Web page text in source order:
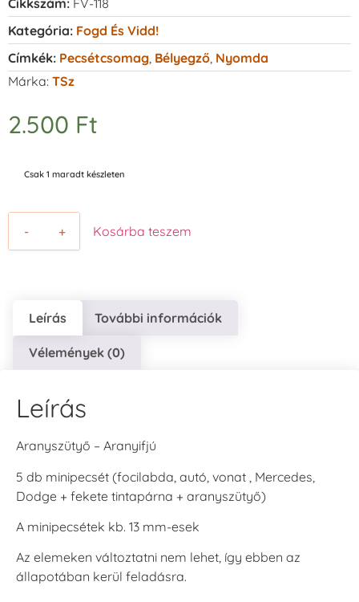
Kategória: Fogd És Vidd!
Címkék: Pecsétcsomag Bélyegző Nyomda
Márka: TSz
2.500 Ft
Csak 1 maradt készleten
- + Kosárba teszem
Leírás További információk
Vélemények (0)
Leírás
Aranyszütyő – Aranyifjú
5 db minipecsét (focilabda, autó, vonat , Mercedes,
Dodge + fekete tintapárna + aranyszütyő)
A minipecsétek kb. 13 mm-esek
Az elemeken változtatni nem lehet, így ebben az
állapotában kerül feladásra.